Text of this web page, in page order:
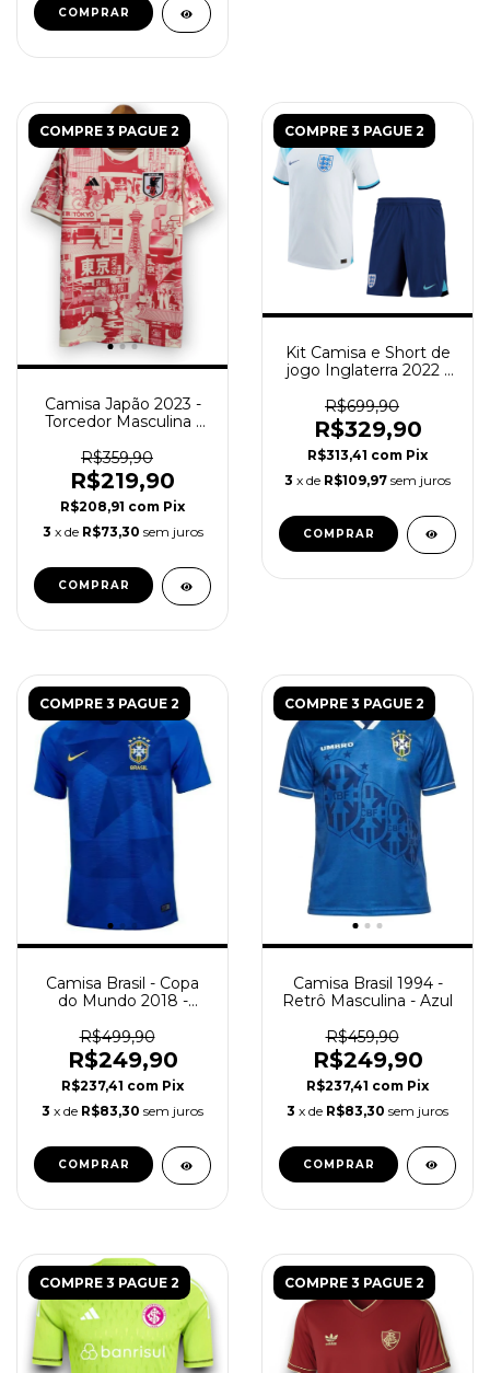
COMPRAR
COMPRE 3 PAGUE 2
Camisa Japão 2023 -
Torcedor Masculina (
) - Branca e Rosa
R$359,90
R$219,90
R$208,91 com Pix
3 x de R$73,30 sem juros
COMPRAR
COMPRE 3 PAGUE 2
Kit Camisa e Short de
jogo Inglaterra 2022 -
Azul
R$699,90
R$329,90
R$313,41 com Pix
3 x de R$109,97 sem juros
COMPRAR
COMPRE 3 PAGUE 2
Camisa Brasil - Copa
do Mundo 2018 -
Azul
R$499,90
R$249,90
R$237,41 com Pix
3 x de R$83,30 sem juros
COMPRAR
COMPRE 3 PAGUE 2
Camisa Brasil 1994 -
Retrô Masculina - Azul
R$459,90
R$249,90
R$237,41 com Pix
3 x de R$83,30 sem juros
COMPRAR
COMPRE 3 PAGUE 2 COMPRE 3 PAGUE 2